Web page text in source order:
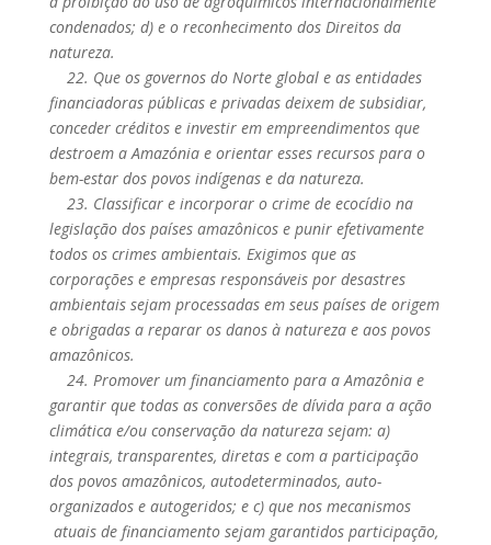
condenados; d) e o reconhecimento dos Direitos da
natureza.
22. Que os governos do Norte global e as entidades
financiadoras públicas e privadas deixem de subsidiar,
conceder créditos e investir em empreendimentos que
destroem a Amazónia e orientar esses recursos para o
bem-estar dos povos indígenas e da natureza.
23. Classificar e incorporar o crime de ecocídio na
legislação dos países amazônicos e punir efetivamente
todos os crimes ambientais. Exigimos que as
corporações e empresas responsáveis ​​por desastres
ambientais sejam processadas em seus países de origem
e obrigadas a reparar os danos à natureza e aos povos
amazônicos.
24. Promover um financiamento para a Amazônia e
garantir que todas as conversões de dívida para a ação
climática e/ou conservação da natureza sejam: a)
integrais, transparentes, diretas e com a participação
dos povos amazônicos, autodeterminados, auto-
organizados e autogeridos; e c) que nos mecanismos
atuais de financiamento sejam garantidos participação,